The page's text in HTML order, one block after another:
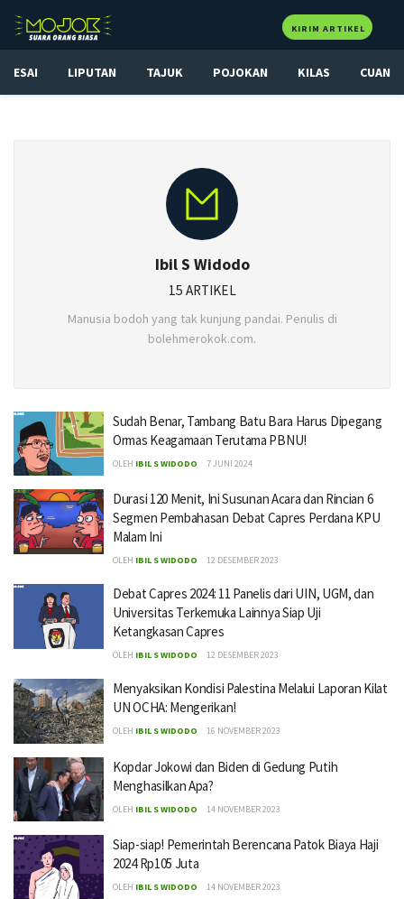
KIRIM ARTIKEL
ESAI LIPUTAN TAJUK POJOKAN KILAS CUAN
Ibil S Widodo
15 ARTIKEL
Manusia bodoh yang tak kunjung pandai. Penulis di
bolehmerokok.com.
Sudah Benar, Tambang Batu Bara Harus Dipegang
Ormas Keagamaan Terutama PBNU!
OLEH IBIL S WIDODO 7 JUNI 2024
Durasi 120 Menit, Ini Susunan Acara dan Rincian 6
Segmen Pembahasan Debat Capres Perdana KPU
Malam Ini
OLEH IBIL S WIDODO 12 DESEMBER 2023
Debat Capres 2024: 11 Panelis dari UIN, UGM, dan
Universitas Terkemuka Lainnya Siap Uji
Ketangkasan Capres
OLEH IBIL S WIDODO 12 DESEMBER 2023
Menyaksikan Kondisi Palestina Melalui Laporan Kilat
UN OCHA: Mengerikan!
OLEH IBIL S WIDODO 16 NOVEMBER 2023
Kopdar Jokowi dan Biden di Gedung Putih
Menghasilkan Apa?
OLEH IBIL S WIDODO 14 NOVEMBER 2023
Siap-siap! Pemerintah Berencana Patok Biaya Haji
2024 Rp105 Juta
OLEH IBIL S WIDODO 14 NOVEMBER 2023